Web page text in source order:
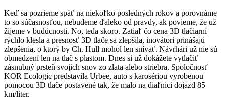
Keď sa pozrieme späť na niekoľko posledných rokov a porovnáme
to so súčasnosťou, nebudeme ďaleko od pravdy, ak povieme, že už
žijeme v budúcnosti. No, teda skoro. Zatiaľ čo cena 3D tlačiarní
rýchlo klesla a presnosť 3D tlače sa zlepšila, inovátori prinášajú
zlepšenia, o ktorý by Ch. Hull mohol len snívať. Návrhári už nie sú
obmedzení len na tlač s plastom. Dnes si už dokážete vytlačiť
zásnubný prsteň svojich snov zo zlata alebo striebra. Spoločnosť
KOR Ecologic predstavila Urbee, auto s karosériou vyrobenou
pomocou 3D tlače postavené tak, že malo na diaľnici dojazd 85
km/liter.